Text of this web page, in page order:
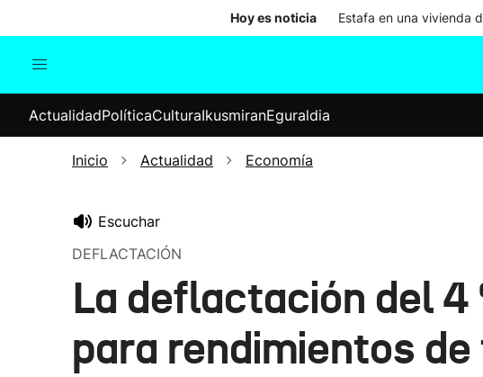
Hoy es noticia Estafa en una vivienda
Internacional
Elecciones
ActualidadPolíticaCulturaIkusmiranEguraldia
Inicio Actualidad Economía
Escuchar
DEFLACTACIÓN
La deflactación del 4
para rendimientos